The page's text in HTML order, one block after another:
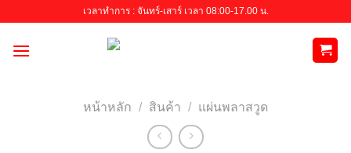
content
เวลาทำการ : จันทร์-เสาร์ เวลา 08:00-17.00 น.
หน้าหลัก / สินค้า / แผ่นพลาสวูด